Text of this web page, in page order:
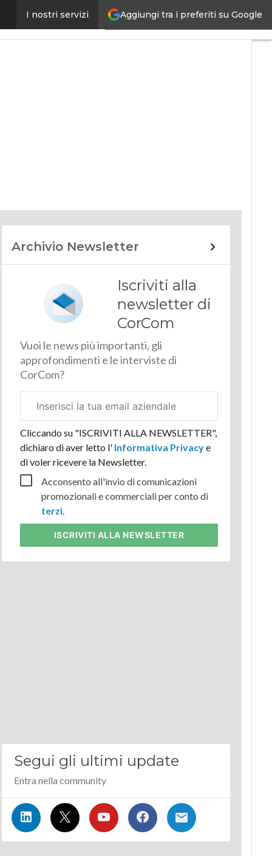
Aggiungi tra i preferiti su Google
I nostri servizi
Archivio Newsletter
Iscriviti alla
newsletter di
CorCom
Vuoi le news più importanti, gli
approfondimenti e le interviste di
CorCom?
aziendale
Cliccando su "ISCRIVITI ALLA NEWSLETTER",
dichiaro di aver letto l'Informativa Privacye
di voler ricevere la Newsletter.
Acconsento all'invio di comunicazioni
promozionali e commerciali per conto di
terzi.
ISCRIVITI ALLA NEWSLETTER
Segui gli ultimi update
Entra nella community